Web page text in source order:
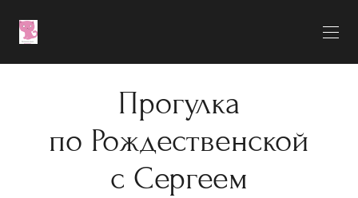
Прогулка
по Рождественской
с Сергеем